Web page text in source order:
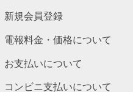
新規会員登録
電報料金・価格について
お支払いについて
コンビニ支払いについて